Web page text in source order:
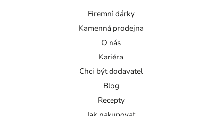
Firemní dárky
Kamenná prodejna
O nás
Kariéra
Chci být dodavatel
Blog
Recepty